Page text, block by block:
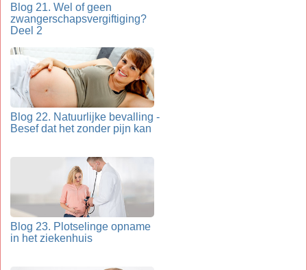
Blog 21. Wel of geen
zwangerschapsvergiftiging?
Deel 2
Blog 22. Natuurlijke bevalling -
Besef dat het zonder pijn kan
Blog 23. Plotselinge opname
in het ziekenhuis